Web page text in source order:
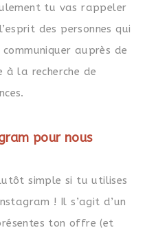
tu vas rappeler
des personnes qui
auprès de
à la recherche de
pour nous
simple si tu utilises
! Il s’agit d’un
ton offre (et